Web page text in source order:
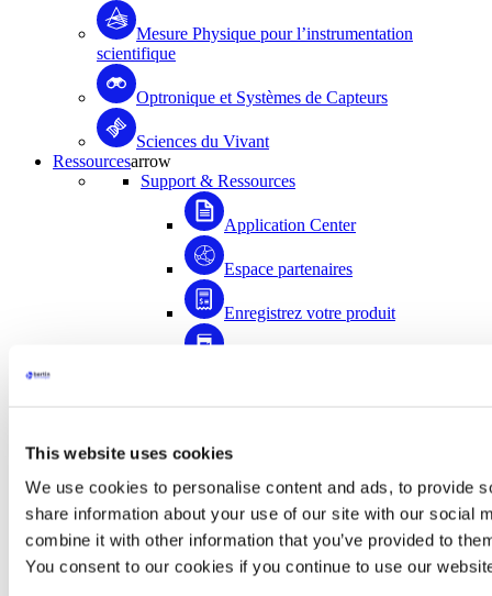
This website uses cookies
We use cookies to personalise content and ads, to provide
share information about your use of our site with our social
combine it with other information that you’ve provided to
You consent to our cookies if you continue to use our
Mesure Physique pour l’instrumentation
scientifique
Optronique et Systèmes de Capteurs
Sciences du Vivant
Ressourcesarrow
Support & Ressources
Application Center
Espace partenaires
Enregistrez votre produit
Application Center
Accédez à plus de 1500 documents scientifiques
rédigés avec la contribution de la communauté
d’utilisateurs de Bertin Instruments !
Accéder